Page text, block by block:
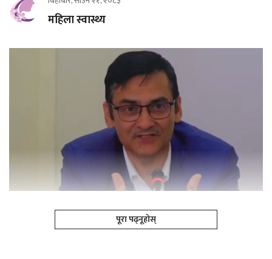
महिला स्वास्थ्य
पूरा पढ्नूहोस्